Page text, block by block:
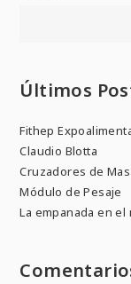
Últimos
Fithep
Claudio Blotta
Cruzadores de
Módulo de Pesaje
La empanada en el